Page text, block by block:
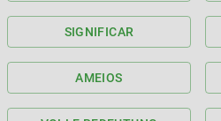
SIGNIFICAR
AMEIOS